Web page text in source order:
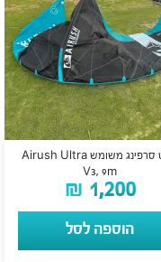
קייט סרפינג משומש Airush Ultra
V3, 9m
₪ 1,200
הוספה לסל